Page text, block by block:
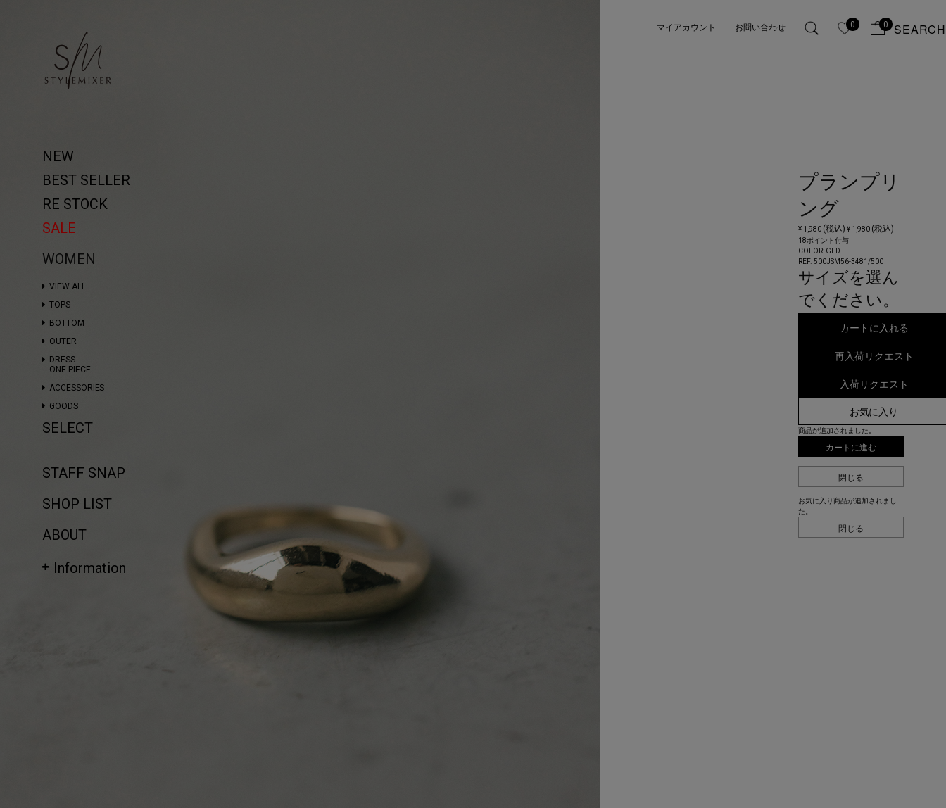
マイアカウント お問い合わせ 0 0 SEARCH
NEW
BEST SELLER
RE STOCK
SALE
WOMEN
VIEW ALL
TOPS
BOTTOM
OUTER
DRESS
ONE-PIECE
ACCESSORIES
GOODS
SELECT
STAFF SNAP
SHOP LIST
ABOUT
Information
プランプリ
ング
¥ 1,980 (税込) ¥ 1,980 (税込)
18ポイント付与
COLOR: GLD
REF. 500JSM56-3481/500
サイズを選ん
でください。
カートに入れる
再入荷リクエスト
入荷リクエスト
お気に入り
商品が追加されました。
カートに進む
閉じる
お気に入り商品が追加されまし
た。
閉じる